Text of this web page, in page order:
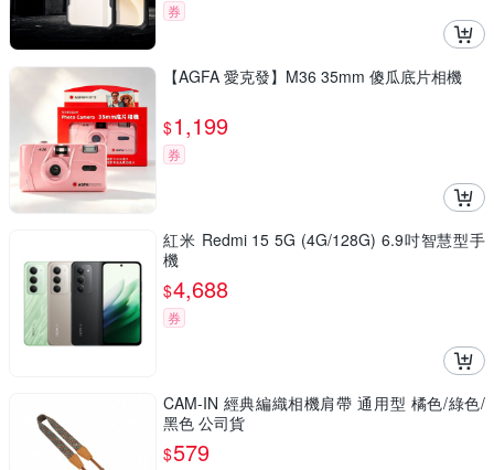
券
【AGFA 愛克發】M36 35mm 傻瓜底片相機
$1,199
券
紅米 Redmi 15 5G (4G/128G) 6.9吋智慧型手
機
$4,688
券
CAM-IN 經典編織相機肩帶 通用型 橘色/綠色/
黑色 公司貨
$579